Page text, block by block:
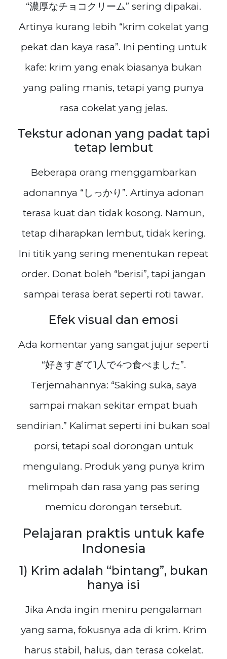
“濃厚なチョコクリーム” sering dipakai.
Artinya kurang lebih “krim cokelat yang
pekat dan kaya rasa”. Ini penting untuk
kafe: krim yang enak biasanya bukan
yang paling manis, tetapi yang punya
rasa cokelat yang jelas.
Tekstur adonan yang padat tapi
tetap lembut
Beberapa orang menggambarkan
adonannya “しっかり”. Artinya adonan
terasa kuat dan tidak kosong. Namun,
tetap diharapkan lembut, tidak kering.
Ini titik yang sering menentukan repeat
order. Donat boleh “berisi”, tapi jangan
sampai terasa berat seperti roti tawar.
Efek visual dan emosi
Ada komentar yang sangat jujur seperti
“好きすぎて1人で4つ食べました”.
Terjemahannya: “Saking suka, saya
sampai makan sekitar empat buah
sendirian.” Kalimat seperti ini bukan soal
porsi, tetapi soal dorongan untuk
mengulang. Produk yang punya krim
melimpah dan rasa yang pas sering
memicu dorongan tersebut.
Pelajaran praktis untuk kafe
Indonesia
1) Krim adalah “bintang”, bukan
hanya isi
Jika Anda ingin meniru pengalaman
yang sama, fokusnya ada di krim. Krim
harus stabil, halus, dan terasa cokelat.